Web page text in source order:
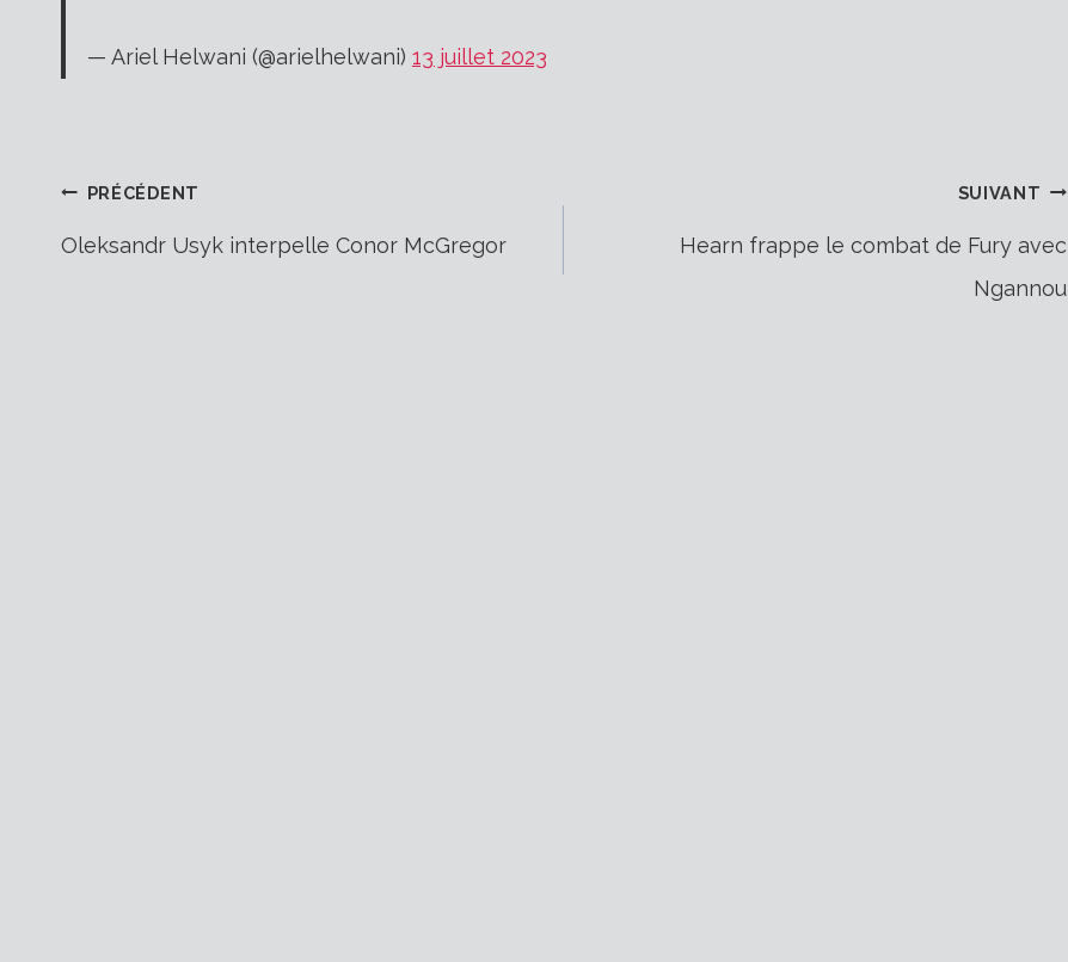
— Ariel Helwani (@arielhelwani) 13 juillet 2023
Navigation
PRÉCÉDENT
Oleksandr Usyk interpelle Conor McGregor
SUIVANT
Hearn frappe le combat de Fury avec
Ngannou